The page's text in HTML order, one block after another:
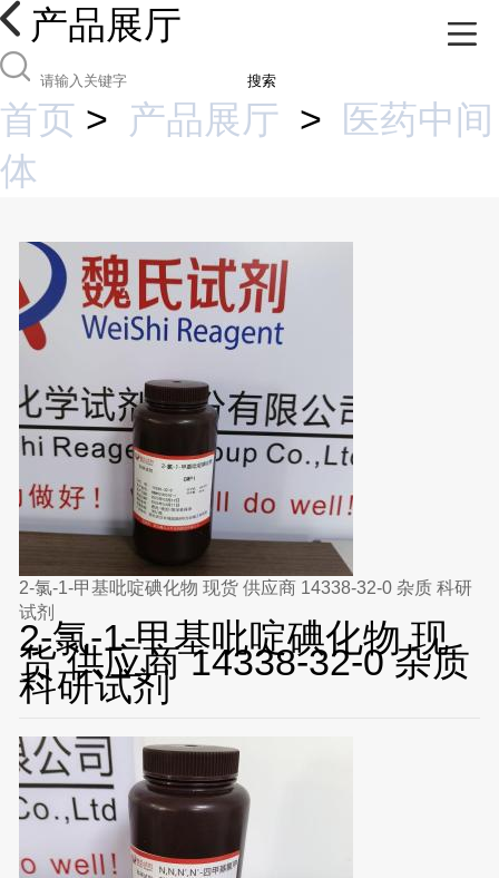
产品展厅
搜索
首页 > 产品展厅 >
医药中间
体
2-氯-1-甲基吡啶碘化物 现货 供应商 14338-32-0 杂质 科研
试剂
2-氯-1-甲基吡啶碘化物 现
货 供应商 14338-32-0 杂质
科研试剂